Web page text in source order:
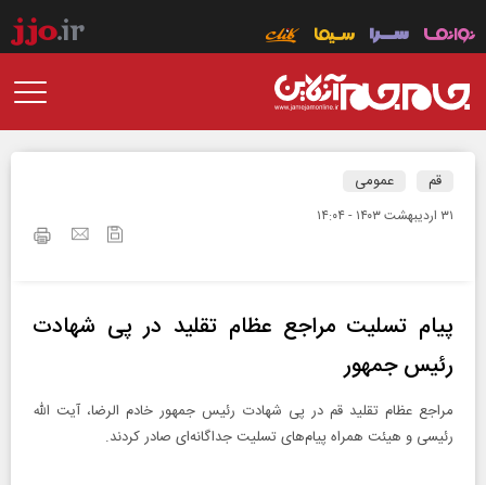
قم عمومی
۳۱ ارديبهشت ۱۴۰۳ - ۱۴:۰۴
پیام تسلیت مراجع عظام تقلید در پی شهادت
رئیس جمهور
مراجع عظام تقلید قم در پی شهادت رئیس جمهور خادم الرضا، آیت الله
رئیسی و هیئت همراه پیام‌های تسلیت جداگانه‌ای صادر کردند.